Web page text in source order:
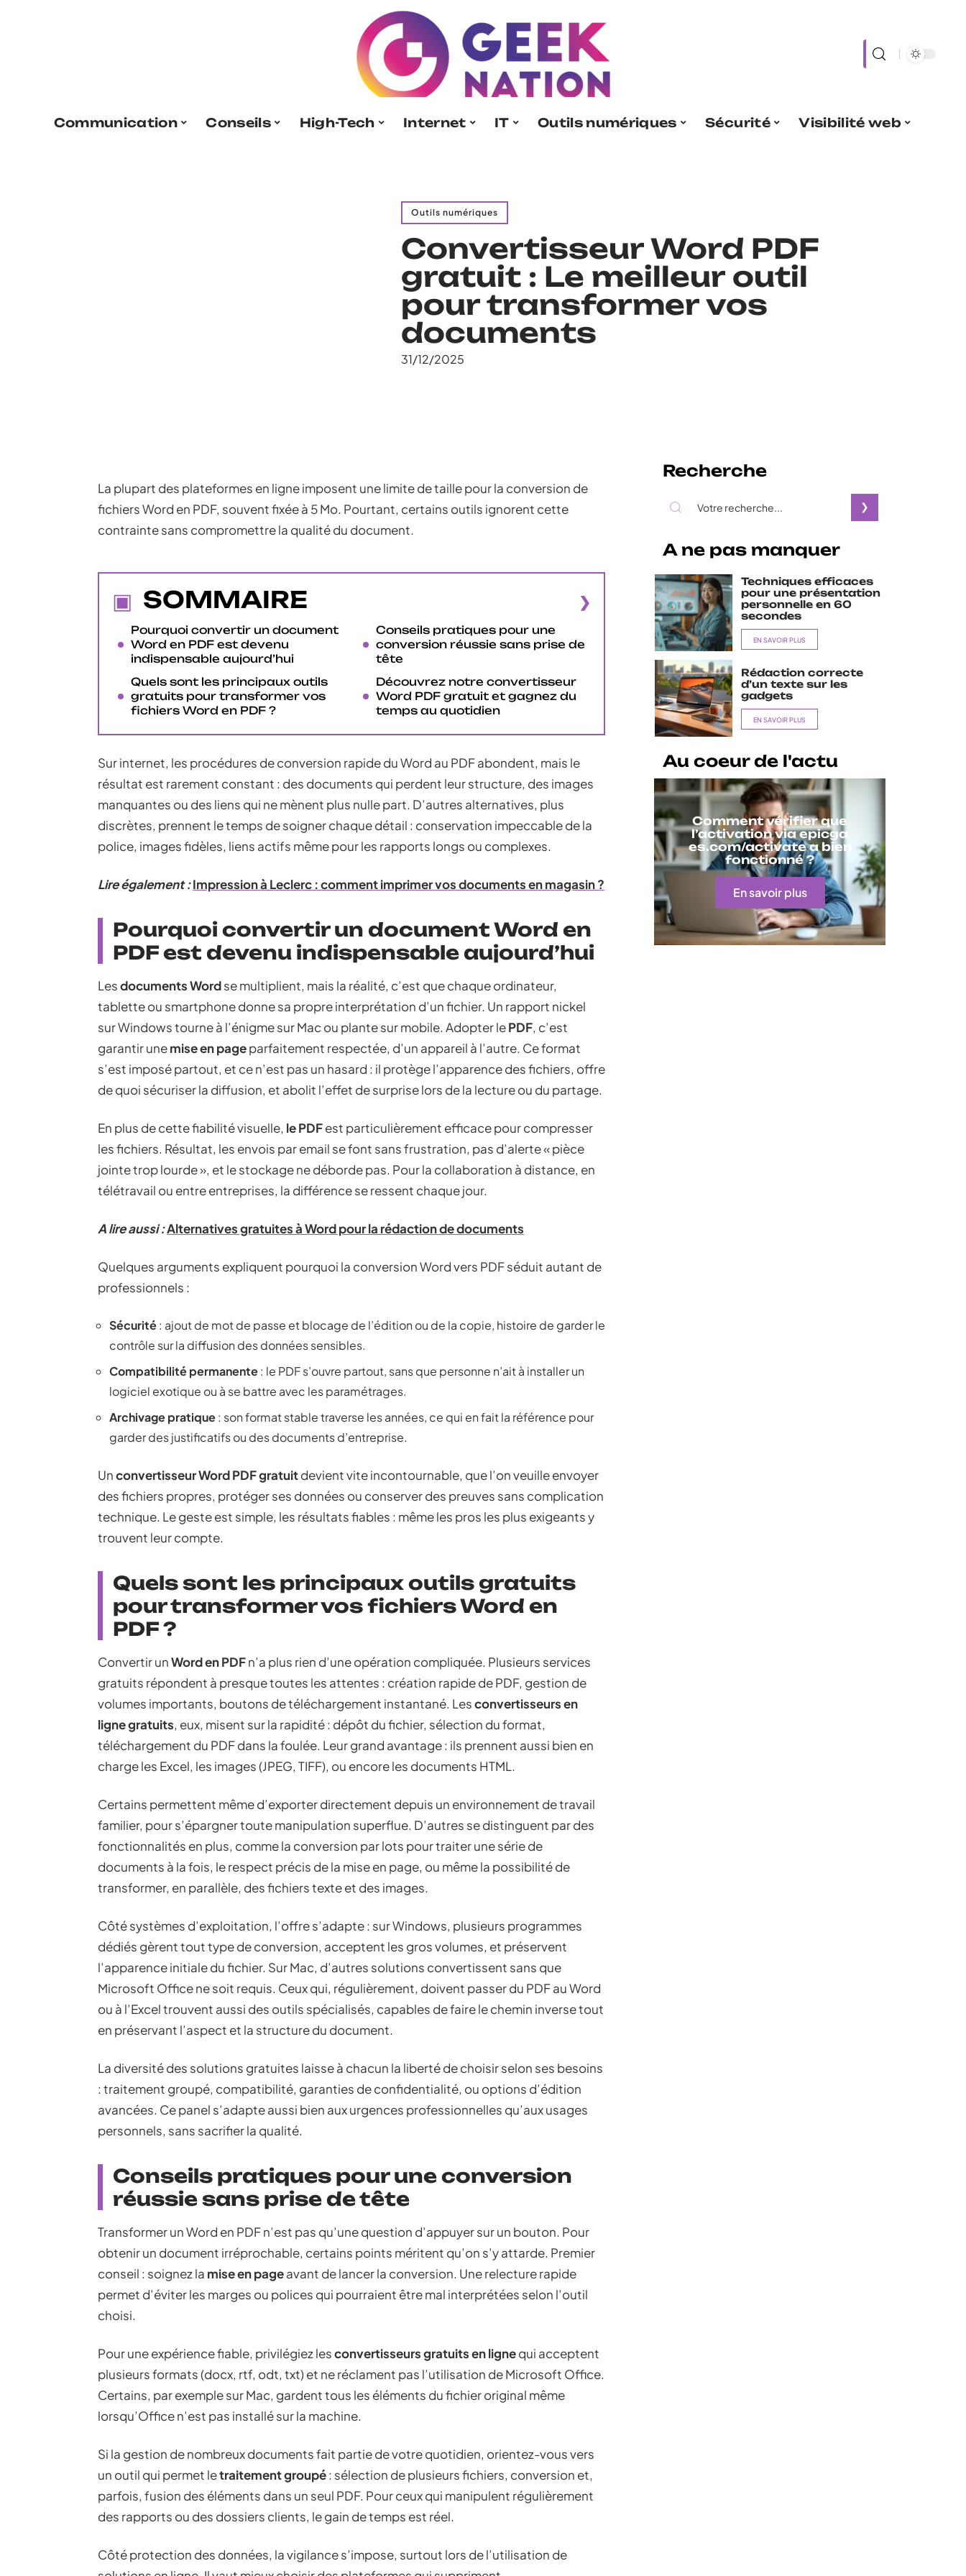
Communication Conseils High-Tech Internet IT Outils numériques Sécurité Visibilité web
Outils numériques
Convertisseur Word PDF
gratuit : Le meilleur outil
pour transformer vos
documents
31/12/2025
La plupart des plateformes en ligne imposent une limite de taille pour la conversion de
fichiers Word en PDF, souvent fixée à 5 Mo. Pourtant, certains outils ignorent cette
contrainte sans compromettre la qualité du document.
SOMMAIRE
Pourquoi convertir un document
Word en PDF est devenu
indispensable aujourd’hui
Quels sont les principaux outils
gratuits pour transformer vos
fichiers Word en PDF ?
Conseils pratiques pour une
conversion réussie sans prise de
tête
Découvrez notre convertisseur
Word PDF gratuit et gagnez du
temps au quotidien
Sur internet, les procédures de conversion rapide du Word au PDF abondent, mais le
résultat est rarement constant : des documents qui perdent leur structure, des images
manquantes ou des liens qui ne mènent plus nulle part. D’autres alternatives, plus
discrètes, prennent le temps de soigner chaque détail : conservation impeccable de la
police, images fidèles, liens actifs même pour les rapports longs ou complexes.
Lire également :Impression à Leclerc : comment imprimer vos documents en magasin ?
Pourquoi convertir un document Word en
PDF est devenu indispensable aujourd’hui
Lesdocuments Wordse multiplient, mais la réalité, c’est que chaque ordinateur,
tablette ou smartphone donne sa propre interprétation d’un fichier. Un rapport nickel
sur Windows tourne à l’énigme sur Mac ou plante sur mobile. Adopter lePDF, c’est
garantir unemise en pageparfaitement respectée, d’un appareil à l’autre. Ce format
s’est imposé partout, et ce n’est pas un hasard : il protège l’apparence des fichiers, offre
de quoi sécuriser la diffusion, et abolit l’effet de surprise lors de la lecture ou du partage.
En plus de cette fiabilité visuelle, le PDFest particulièrement efficace pour compresser
les fichiers. Résultat, les envois par email se font sans frustration, pas d’alerte « pièce
jointe trop lourde », et le stockage ne déborde pas. Pour la collaboration à distance, en
télétravail ou entre entreprises, la différence se ressent chaque jour.
A lire aussi :Alternatives gratuites à Word pour la rédaction de documents
Quelques arguments expliquent pourquoi la conversion Word vers PDF séduit autant de
professionnels :
Sécurité: ajout de mot de passe et blocage de l’édition ou de la copie, histoire de garder le
contrôle sur la diffusion des données sensibles.
Compatibilité permanente: le PDF s’ouvre partout, sans que personne n’ait à installer un
logiciel exotique ou à se battre avec les paramétrages.
Archivage pratique: son format stable traverse les années, ce qui en fait la référence pour
garder des justificatifs ou des documents d’entreprise.
Unconvertisseur Word PDF gratuitdevient vite incontournable, que l’on veuille envoyer
des fichiers propres, protéger ses données ou conserver des preuves sans complication
technique. Le geste est simple, les résultats fiables : même les pros les plus exigeants y
trouvent leur compte.
Quels sont les principaux outils gratuits
pour transformer vos fichiers Word en
PDF ?
Convertir unWord en PDFn’a plus rien d’une opération compliquée. Plusieurs services
gratuits répondent à presque toutes les attentes : création rapide de PDF, gestion de
volumes importants, boutons de téléchargement instantané. Lesconvertisseurs en
ligne gratuits, eux, misent sur la rapidité : dépôt du fichier, sélection du format,
téléchargement du PDF dans la foulée. Leur grand avantage : ils prennent aussi bien en
charge les Excel, les images (JPEG, TIFF), ou encore les documents HTML.
Certains permettent même d’exporter directement depuis un environnement de travail
familier, pour s’épargner toute manipulation superflue. D’autres se distinguent par des
fonctionnalités en plus, comme la conversion par lots pour traiter une série de
documents à la fois, le respect précis de la mise en page, ou même la possibilité de
transformer, en parallèle, des fichiers texte et des images.
Côté systèmes d’exploitation, l’offre s’adapte : sur Windows, plusieurs programmes
dédiés gèrent tout type de conversion, acceptent les gros volumes, et préservent
l’apparence initiale du fichier. Sur Mac, d’autres solutions convertissent sans que
Microsoft Office ne soit requis. Ceux qui, régulièrement, doivent passer du PDF au Word
ou à l’Excel trouvent aussi des outils spécialisés, capables de faire le chemin inverse tout
en préservant l’aspect et la structure du document.
La diversité des solutions gratuites laisse à chacun la liberté de choisir selon ses besoins
: traitement groupé, compatibilité, garanties de confidentialité, ou options d’édition
avancées. Ce panel s’adapte aussi bien aux urgences professionnelles qu’aux usages
personnels, sans sacrifier la qualité.
Conseils pratiques pour une conversion
réussie sans prise de tête
Transformer un Word en PDF n’est pas qu’une question d’appuyer sur un bouton. Pour
obtenir un document irréprochable, certains points méritent qu’on s’y attarde. Premier
conseil : soignez la mise en pageavant de lancer la conversion. Une relecture rapide
permet d’éviter les marges ou polices qui pourraient être mal interprétées selon l’outil
choisi.
Pour une expérience fiable, privilégiez lesconvertisseurs gratuits en lignequi acceptent
plusieurs formats (docx, rtf, odt, txt) et ne réclament pas l’utilisation de Microsoft Office.
Certains, par exemple sur Mac, gardent tous les éléments du fichier original même
lorsqu’Office n’est pas installé sur la machine.
Si la gestion de nombreux documents fait partie de votre quotidien, orientez-vous vers
un outil qui permet letraitement groupé: sélection de plusieurs fichiers, conversion et,
parfois, fusion des éléments dans un seul PDF. Pour ceux qui manipulent régulièrement
des rapports ou des dossiers clients, le gain de temps est réel.
Côté protection des données, la vigilance s’impose, surtout lors de l’utilisation de
Recherche
A ne pas manquer
Techniques efficaces
pour une présentation
personnelle en 60
secondes
EN SAVOIR PLUS
Rédaction correcte
d’un texte sur les
gadgets
EN SAVOIR PLUS
Au coeur de l'actu
Comment vérifier que
l’activation via epicga
es.com/activate a bien
fonctionné ?
En savoir plus